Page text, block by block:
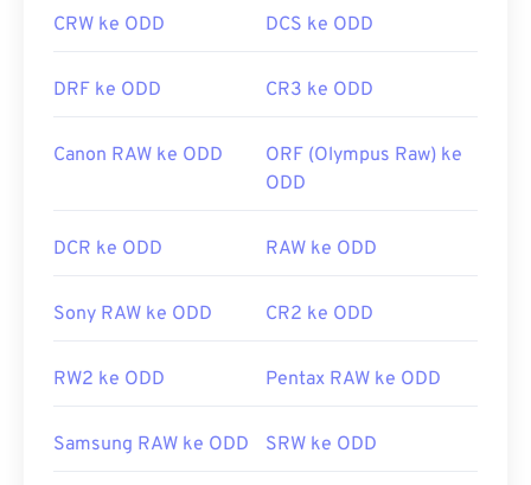
CRW ke ODD DCS ke ODD
DRF ke ODD CR3 ke ODD
Canon RAW ke ODD
ORF (Olympus Raw) ke
ODD
DCR ke ODD RAW ke ODD
Sony RAW ke ODD CR2 ke ODD
RW2 ke ODD Pentax RAW ke ODD
Samsung RAW ke ODD SRW ke ODD